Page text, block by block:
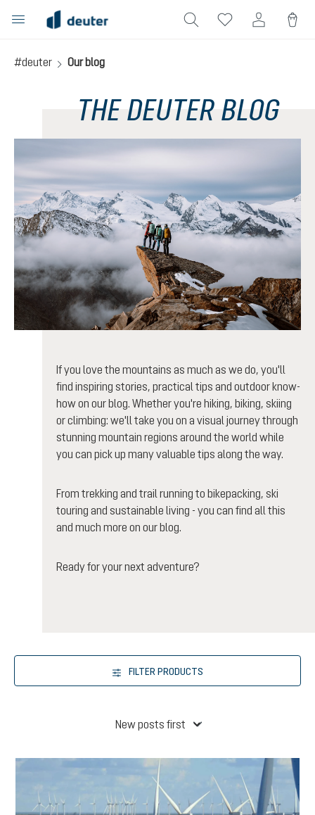
content
#deuter Our blog
THE DEUTER BLOG
If you love the mountains as much as we do, you'll
find inspiring stories, practical tips and outdoor know-
how on our blog. Whether you're hiking, biking, skiing
or climbing: we'll take you on a visual journey through
stunning mountain regions around the world while
you can pick up many valuable tips along the way.
From trekking and trail running to bikepacking, ski
touring and sustainable living - you can find all this
and much more on our blog.
Ready for your next adventure?
FILTER PRODUCTS